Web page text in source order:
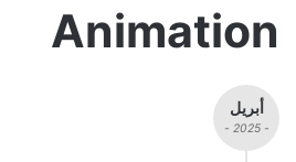
Animation
أبريل
- 2025 -